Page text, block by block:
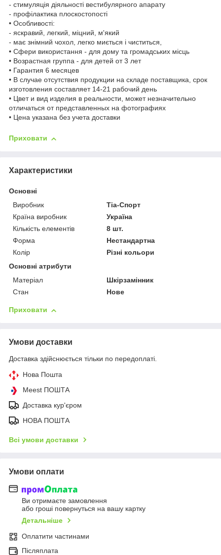
- стимуляція діяльності вестибулярного апарату
- профілактика плоскостопості
• Особливості:
- яскравий, легкий, міцний, м'який
- має знімний чохол, легко миється і чиститься,
• Сфери використання - для дому та громадських місць
• Возрастная группа - для детей от 3 лет
• Гарантия 6 месяцев
• В случае отсутствия продукции на складе поставщика, срок
изготовления составляет 14-21 рабочий день
• Цвет и вид изделия в реальности, может незначительно
отличаться от представленных на фотографиях
• Цена указана без учета доставки
Приховати
Характеристики
Основні
Виробник
Тіа-Спорт
Країна виробник
Україна
Кількість елементів
8 шт.
Форма
Нестандартна
Колір
Різні кольори
Основні атрибути
Матеріал
Шкірзамінник
Стан
Нове
Приховати
Умови доставки
Доставка здійснюється тільки по передоплаті.
Нова Пошта
Meest ПОШТА
Доставка кур'єром
НОВА ПОШТА
Всі умови доставки
Умови оплати
Ви отримаєте замовлення
або гроші повернуться на вашу картку
Детальніше
Оплатити частинами
Післяплата